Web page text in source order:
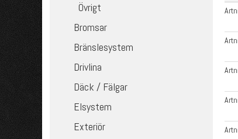
Övrigt
Bromsar
Bränslesystem
Drivlina
Däck / Fälgar
Elsystem
Exteriör